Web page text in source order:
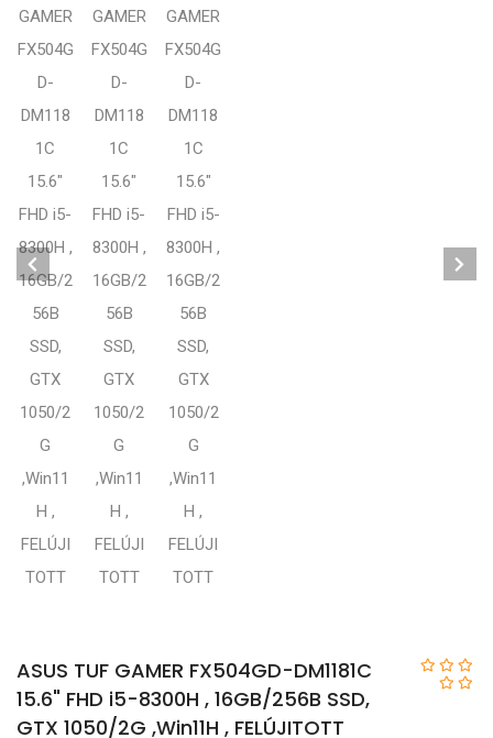
ASUS TUF GAMER FX504GD-DM1181C
15.6" FHD i5-8300H , 16GB/256B SSD,
GTX 1050/2G ,Win11H , FELÚJITOTT